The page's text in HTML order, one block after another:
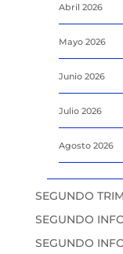
Abril 2026
Mayo 2026
Junio 2026
Julio 2026
Agosto 2026
SEGUNDO
SEGUNDO
SEGUNDO